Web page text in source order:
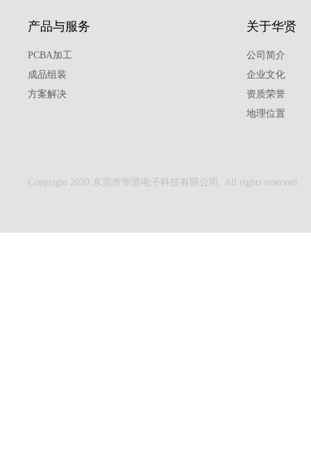
产品与服务
PCBA加工
成品组装
方案解决
关于华贤
公司简介
企业文化
资质荣誉
地理位置
Copyright 2020 东莞市华贤电子科技有限公司. All rights reserved